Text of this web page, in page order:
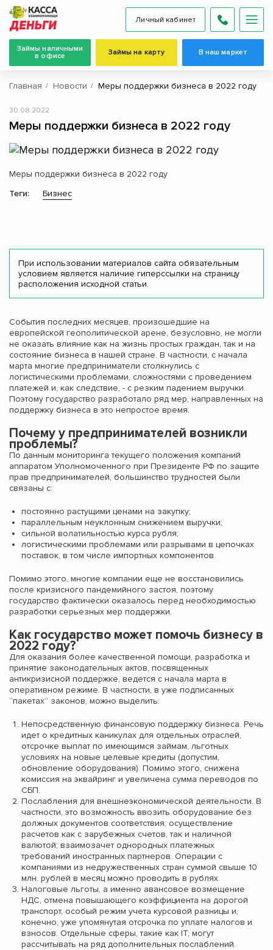
Личный кабинет
Займы наличными
в офисе
Займы на карту В наш маркет
Главная Новости Меры поддержки бизнеса в 2022 году
Меры поддержки бизнеса в 2022 году
30.08.2022
Меры поддержки бизнеса в 2022 году
Теги:
Бизнес
При использовании материалов сайта обязательным
условием является наличие гиперссылки на страницу
расположения исходной статьи.
События последних месяцев, произошедшие на
европейской геополитической арене, безусловно, не могли
не оказать влияние как на жизнь простых граждан, так и на
состояние бизнеса в нашей стране. В частности, с начала
марта многие предприниматели столкнулись с
логистическими проблемами, сложностями с проведением
платежей и, как следствие, - с резким падением выручки.
Поэтому государство разработало ряд мер, направленных на
поддержку бизнеса в это непростое время.
Почему у предпринимателей возникли
проблемы?
По данным мониторинга текущего положения компаний
аппаратом Уполномоченного при Президенте РФ по защите
прав предпринимателей, большинство трудностей были
связаны с:
постоянно растущими ценами на закупку;
параллельным неуклонным снижением выручки;
сильной волатильностью курса рубля;
логистическими проблемами или разрывами в цепочках
поставок, в том числе импортных компонентов.
Помимо этого, многие компании еще не восстановились
после кризисного пандемийного застоя, поэтому
государство фактически оказалось перед необходимостью
разработки серьезных мер поддержки.
Как государство может помочь бизнесу в
2022 году?
Для оказания более качественной помощи, разработка и
принятие законодательных актов, посвященных
антикризисной поддержке, ведется с начала марта в
оперативном режиме. В частности, в уже подписанных
“пакетах” законов, можно выделить:
Непосредственную финансовую поддержку бизнеса. Речь
идет о кредитных каникулах для отдельных отраслей,
отсрочке выплат по имеющимся займам, льготных
условиях на новые целевые кредиты (допустим,
обновление оборудования). Помимо этого, снижена
комиссия на эквайринг и увеличена сумма переводов по
СБП.
Послабления для внешнеэкономической деятельности. В
частности, это возможность ввозить оборудование без
должных документов соответствия; осуществление
расчетов как с зарубежных счетов, так и наличной
валютой; взаимозачет однородных платежных
требований иностранных партнеров. Операции с
компаниями из недружественных стран суммой свыше 10
млн. рублей в месяц можно проводить в рублях.
Налоговые льготы, а именно авансовое возмещение
НДС, отмена повышающего коэффициента на дорогой
транспорт, особый режим учета курсовой разницы и,
конечно, уже упомянутая отсрочка по уплате налогов и
взносов. Отдельные сферы, такие как IT, могут
рассчитывать на ряд дополнительных послаблений.